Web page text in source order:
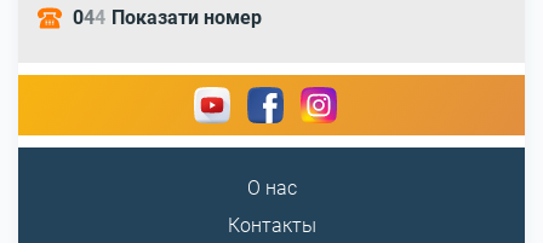
044 Показати номер
О нас
Контакты